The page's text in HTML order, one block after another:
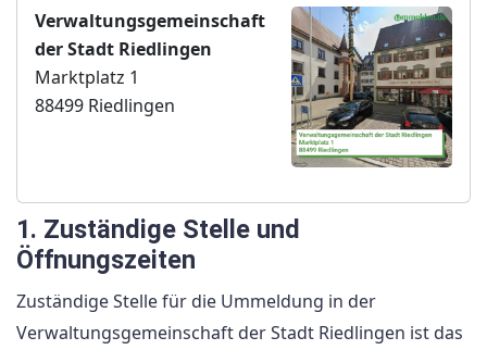
Verwaltungsgemeinschaft
der Stadt Riedlingen
Marktplatz 1
88499 Riedlingen
1. Zuständige Stelle und
Öffnungszeiten
Zuständige Stelle für die Ummeldung in der
Verwaltungsgemeinschaft der Stadt Riedlingen ist das